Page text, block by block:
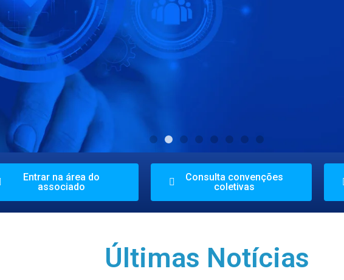
Digital
para CPF ou CNPJ.
Entrar na área do
associado
Consulta convenções
coletivas
Últimas Notícias